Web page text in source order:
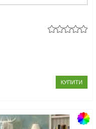
КУПИТИ